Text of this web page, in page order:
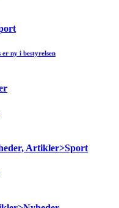
ny i bestyrelsen
Artikler>Sport